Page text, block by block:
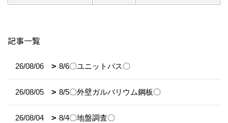
記事一覧
26/08/06 8/6〇ユニットバス〇
26/08/05 8/5〇外壁ガルバリウム鋼板〇
26/08/04 8/4〇地盤調査〇